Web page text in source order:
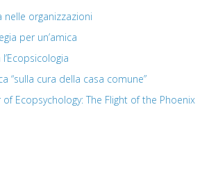
nelle organizzazioni
per un’amica
“sulla cura della casa comune”
Ecopsychology: The Flight of the Phoenix